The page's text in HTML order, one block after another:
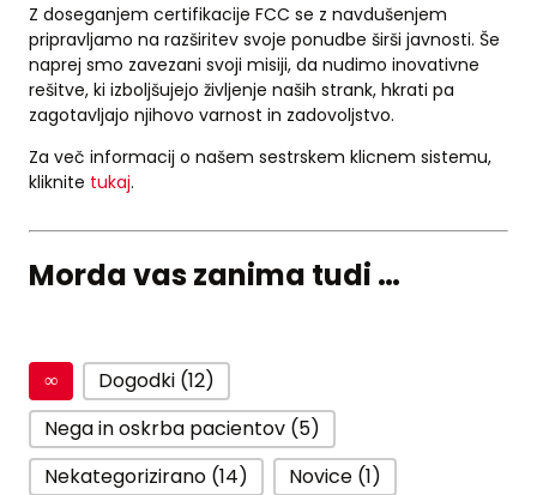
Z doseganjem certifikacije FCC se z navdušenjem
pripravljamo na razširitev svoje ponudbe širši javnosti. Še
naprej smo zavezani svoji misiji, da nudimo inovativne
rešitve, ki izboljšujejo življenje naših strank, hkrati pa
zagotavljajo njihovo varnost in zadovoljstvo.
Za več informacij o našem sestrskem klicnem sistemu,
kliknite tukaj.
Morda vas zanima tudi …
∞
Dogodki (12)
Nega in oskrba pacientov (5)
Nekategorizirano (14)
Novice (1)